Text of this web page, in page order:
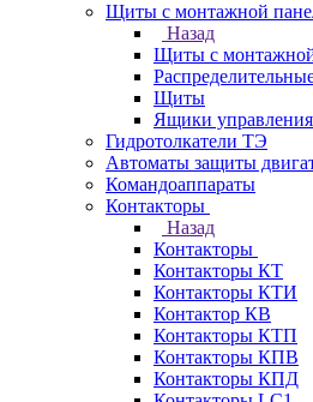
Щиты с монтажной
Назад
Щиты с
Щиты
Ящики управления
Гидротолкатели ТЭ
Автоматы защиты
Командоаппараты
Контакторы
Назад
Контакторы
Контакторы КТ
Контакторы КТИ
Контактор КВ
Контакторы КТП
Контакторы КПВ
Контакторы КПД